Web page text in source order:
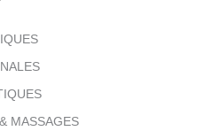
MASSAGES